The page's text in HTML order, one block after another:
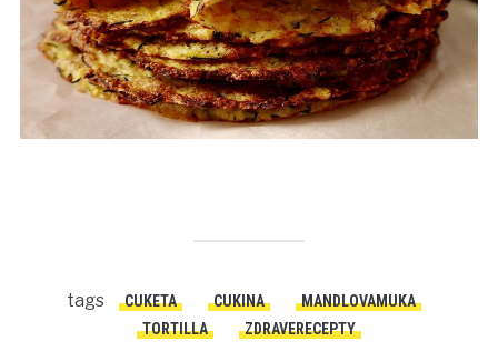
tags CUKETA CUKINA
MANDLOVAMUKA
TORTILLA
ZDRAVERECEPTY